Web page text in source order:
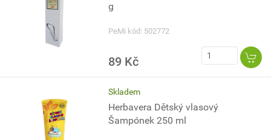
g
PeMi kód: 502772
89 Kč
Skladem
Herbavera Dětský vlasový
Šampónek 250 ml